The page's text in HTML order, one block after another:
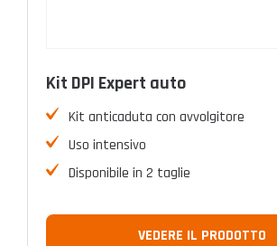
Kit DPI Expert auto
Kit anticaduta con avvolgitore
Uso intensivo
Disponibile in 2 taglie
VEDERE IL PRODOTTO